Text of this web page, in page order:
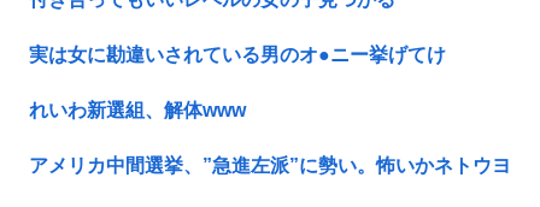
実は女に勘違いされている男のオ●ニー挙げてけ
れいわ新選組、解体www
アメリカ中間選挙、”急進左派”に勢い。怖いかネトウヨ